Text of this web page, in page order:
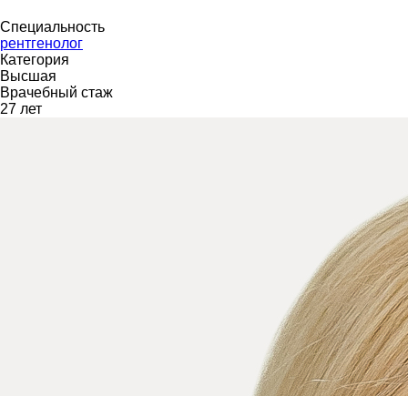
Специальность
рентгенолог
Категория
Высшая
Врачебный стаж
27 лет